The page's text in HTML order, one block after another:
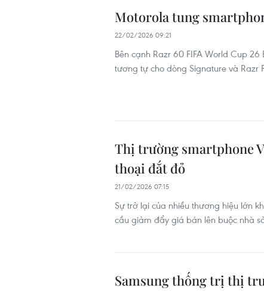
Motorola tung
22/02/2026 09:21
Bên cạnh Razr 60 FIFA World Cup
tương tự cho dòng Signature và Razr
Thị trường smartphone
thoại đắt đỏ
21/02/2026 07:15
Sự trở lại của nhiều thương hiệu lớn
cầu giảm đẩy giá bán lên buộc nhà
Samsung thống trị thị